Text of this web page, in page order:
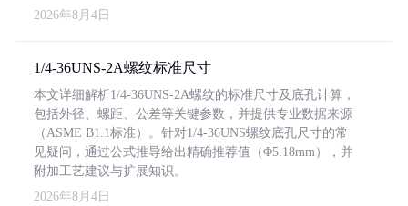
2026年8月4日
1/4-36UNS-2A螺纹标准尺寸
本文详细解析1/4-36UNS-2A螺纹的标准尺寸及底孔计算，
包括外径、螺距、公差等关键参数，并提供专业数据来源
（ASME B1.1标准）。针对1/4-36UNS螺纹底孔尺寸的常
见疑问，通过公式推导给出精确推荐值（Φ5.18mm），并
附加工艺建议与扩展知识。
2026年8月4日